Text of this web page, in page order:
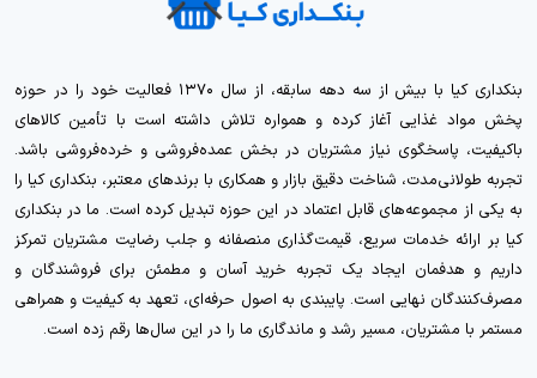
بنکداری کیا با بیش از سه دهه سابقه، از سال ۱۳۷۰ فعالیت خود را در حوزه
پخش مواد غذایی آغاز کرده و همواره تلاش داشته است با تأمین کالاهای
باکیفیت، پاسخگوی نیاز مشتریان در بخش عمده‌فروشی و خرده‌فروشی باشد.
تجربه طولانی‌مدت، شناخت دقیق بازار و همکاری با برندهای معتبر، بنکداری کیا را
به یکی از مجموعه‌های قابل اعتماد در این حوزه تبدیل کرده است. ما در بنکداری
کیا بر ارائه خدمات سریع، قیمت‌گذاری منصفانه و جلب رضایت مشتریان تمرکز
داریم و هدفمان ایجاد یک تجربه خرید آسان و مطمئن برای فروشندگان و
مصرف‌کنندگان نهایی است. پایبندی به اصول حرفه‌ای، تعهد به کیفیت و همراهی
مستمر با مشتریان، مسیر رشد و ماندگاری ما را در این سال‌ها رقم زده است.